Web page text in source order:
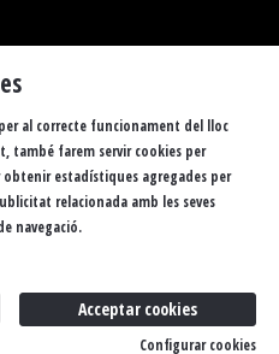
10 a 13.30 h
Sitemap
Butlletí Contacteu
al correcte funcionament del lloc
també farem servir cookies per
obtenir estadístiques agregades per
relacionada amb les seves
navegació.
Acceptar cookies
Configurar cookies